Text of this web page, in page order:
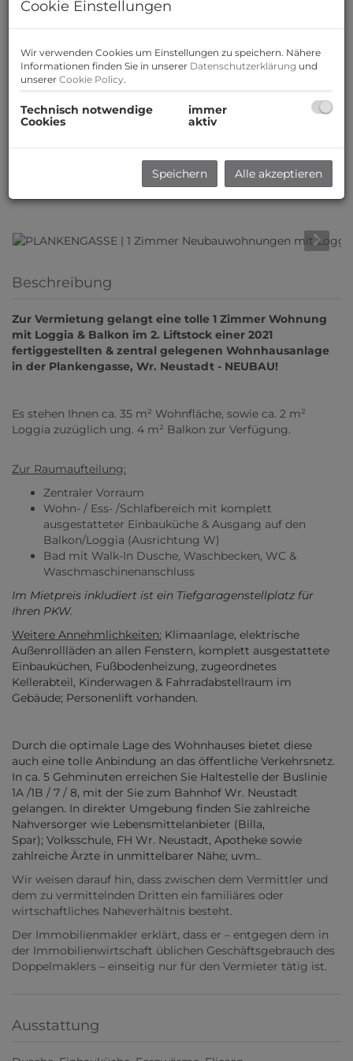
Beschreibung
Zur Vermietung gelangt eine tolle 1 Zimmer Wohnung
mit Loggia & Balkon im 2. Liftstock einer 2021
fertiggestellten & zentral gelegenen Wohnhausanlage
in der Plankengasse, Wr. Neustadt - NEUBAU!
Es stehen Ihnen ca. 35 m² Wohnfläche, sowie ca. 2 m²
Loggia zuzüglich ung. 4 m² Balkon zur Verfügung.
Zur Raumaufteilung:
Zentraler Vorraum
Wohn- / Ess- /Schlafbereich mit komplett
ausgestatteter Einbauküche & Ausgang auf den
Balkon/Loggia (Ausrichtung W)
Bad mit Walk-In Dusche, Waschbecken, WC &
Waschmaschinenanschluss
Im Mietpreis inkludiert ist ein Tiefgaragenstellplatz für
Ihren PKW.
Weitere Annehmlichkeiten: Klimaanlage, elektrische
Außenrollläden an allen Fenstern, komplett ausgestattete
Einbauküchen, Fußbodenheizung, zugeordnetes
Kellerabteil, Kinderwagen & Fahrradabstellraum im
Gebäude; Personenlift vorhanden.
Durch die optimale Lage des Wohnhauses bietet diese
auch eine tolle Anbindung an das öffentliche Verkehrsnetz.
In ca. 5 Gehminuten erreichen Sie Haltestelle der Buslinie
1A /1B / 7 / 8, mit der Sie zum Bahnhof Wr. Neustadt
gelangen. In direkter Umgebung finden Sie zahlreiche
Nahversorger wie Lebensmittelanbieter (Billa,
Spar); Volksschule, FH Wr. Neustadt, Apotheke sowie
zahlreiche Ärzte in unmittelbarer Nähe; uvm..
Wir weisen darauf hin, dass zwischen dem Vermittler und
dem zu vermittelnden Dritten ein familiäres oder
wirtschaftliches Naheverhältnis besteht.
Der Immobilienmakler erklärt, dass er – entgegen dem in
der Immobilienwirtschaft üblichen Geschäftsgebrauch des
Doppelmaklers – einseitig nur für den Vermieter tätig ist.
Ausstattung
Cookie Einstellungen
Wir verwenden Cookies um Einstellungen zu speichern. Nähere
Informationen finden Sie in unserer Datenschutzerklärung und
unserer Cookie Policy.
Technisch notwendige
Cookies
immer
aktiv
Speichern Alle akzeptieren